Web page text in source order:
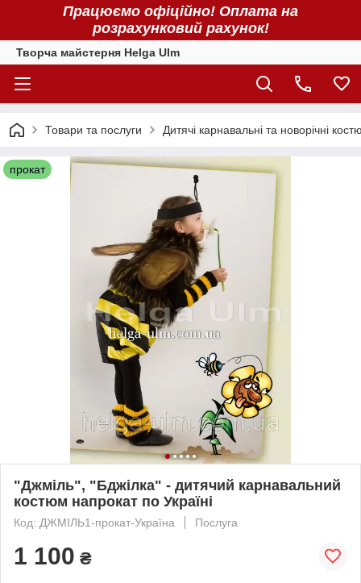
Працюємо офіційно! Оплата на
розрахунковий рахунок!
Творча майстерня Helga Ulm
Товари та послуги Дитячі карнавальні та новорічні
прокат
"Джміль", "Бджілка" - дитячий карнавальний
костюм напрокат по Україні
Код: ДЖМІЛЬ1-прокат-Україна Послуга
1 100 ₴